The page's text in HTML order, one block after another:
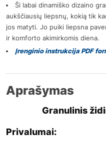
Ši labai dinamiško dizaino
aukščiausių liepsnų, kokią tik
jos matyti. Jo puiki liepsna
ir komforto akimirkomis diena.
Įrenginio instrukcija PDF
Aprašymas
Granulinis
Privalumai: